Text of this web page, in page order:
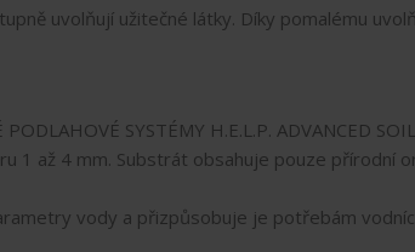
uvolňují užitečné látky. Díky pomalému
SYSTÉMY H.E.L.P. ADVANCED
1 až 4 mm. Substrát obsahuje pouze přírodní
vody a přizpůsobuje je potřebám